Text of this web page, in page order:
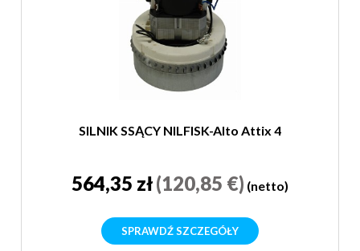
SILNIK SSĄCY NILFISK-Alto Attix 4
564,35 zł(120,85 €) (netto)
SPRAWDŹ SZCZEGÓŁY